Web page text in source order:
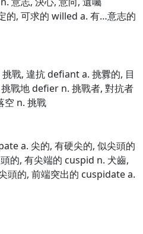
的, 可求的 willed a. 有…意志的
戰, 違抗 defiant a. 挑釁的, 目
戰地 defier n. 挑戰者, 對抗者
空 n. 挑戰
a. 尖的, 有硬尖的, 似尖頭的
的, 有尖端的 cuspid n. 犬齒,
頭的, 前端突出的 cuspidate a.